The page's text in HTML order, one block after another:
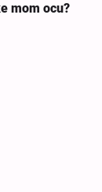
mom ocu?